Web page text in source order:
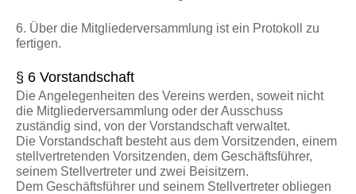
6. Über die Mitgliederversammlung ist ein Protokoll zu
fertigen.
§ 6 Vorstandschaft
Die Angelegenheiten des Vereins werden, soweit nicht
die Mitgliederversammlung oder der Ausschuss
zuständig sind, von der Vorstandschaft verwaltet.
Die Vorstandschaft besteht aus dem Vorsitzenden, einem
stellvertretenden Vorsitzenden, dem Geschäftsführer,
seinem Stellvertreter und zwei Beisitzern.
Dem Geschäftsführer und seinem Stellvertreter obliegen